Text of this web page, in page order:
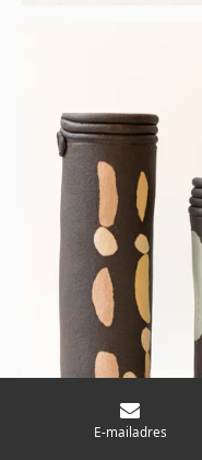
E-mailadres